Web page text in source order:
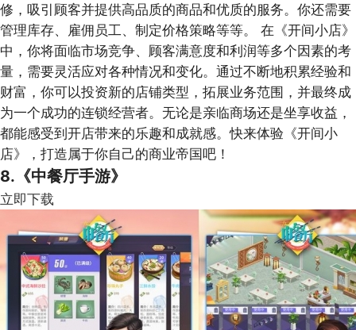
修，吸引顾客并提供高品质的商品和优质的服务。你还需要
管理库存、雇佣员工、制定价格策略等等。 在《开间小店》
中，你将面临市场竞争、顾客满意度和利润等多个因素的考
量，需要灵活应对各种情况和变化。通过不断地积累经验和
财富，你可以投资新的店铺类型，拓展业务范围，并最终成
为一个成功的连锁经营者。无论是亲临商场还是坐享收益，
都能感受到开店带来的乐趣和成就感。快来体验《开间小
店》，打造属于你自己的商业帝国吧！
8.《中餐厅手游》
立即下载